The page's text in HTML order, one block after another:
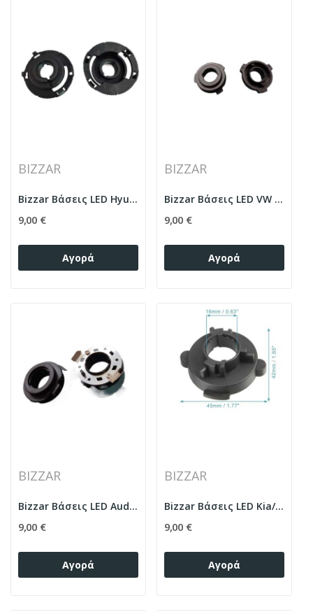
BIZZAR
Bizzar Βάσεις LED Hyundai Tucson
9,00 €
Αγορά
BIZZAR
Bizzar Βάσεις LED VW / Skoda
9,00 €
Αγορά
BIZZAR
Bizzar Βάσεις LED Audi / Opel
9,00 €
Αγορά
BIZZAR
Bizzar Βάσεις LED Kia/Hyundai
9,00 €
Αγορά